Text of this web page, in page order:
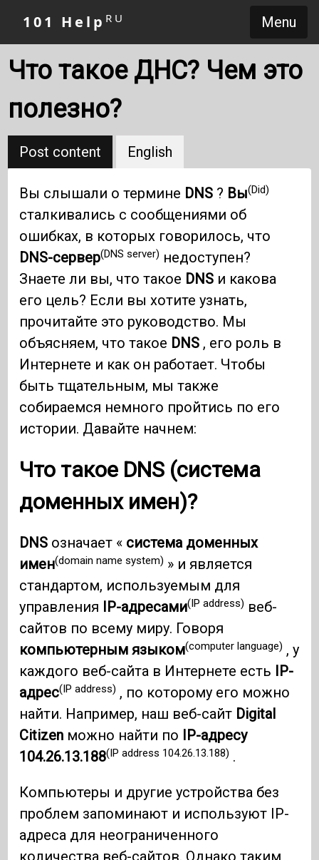
Menu
101 Help RU
Что такое ДНС? Чем это
полезно?
Post content English
Вы слышали о термине DNS ? Вы(Did)
сталкивались с сообщениями об
ошибках, в которых говорилось, что
DNS-сервер(DNS server) недоступен?
Знаете ли вы, что такое DNS и какова
его цель? Если вы хотите узнать,
прочитайте это руководство. Мы
объясняем, что такое DNS , его роль в
Интернете и как он работает. Чтобы
быть тщательным, мы также
собираемся немного пройтись по его
истории. Давайте начнем:
Что такое DNS (система
доменных имен)?
DNS означает « система доменных
имен(domain name system) » и является
стандартом, используемым для
управления IP-адресами(IP address) веб-
сайтов по всему миру. Говоря
компьютерным языком(computer language) , у
каждого веб-сайта в Интернете есть IP-
адрес(IP address) , по которому его можно
найти. Например, наш веб-сайт Digital
Citizen можно найти по IP-адресу
104.26.13.188(IP address 104.26.13.188) .
Компьютеры и другие устройства без
проблем запоминают и используют IP-
адреса для неограниченного
количества веб-сайтов. Однако таким